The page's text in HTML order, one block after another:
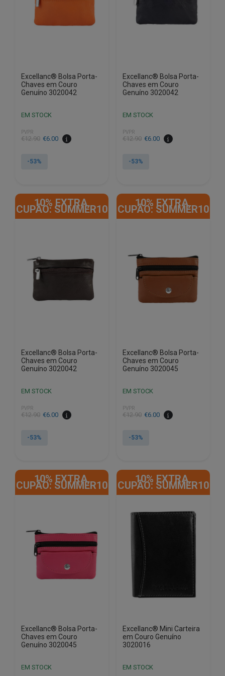
Excellanc® Bolsa Porta-
Chaves em Couro
Genuíno 3020042
EM STOCK
PVPR
€12.90
O
original
€6.00
O
atual
-53%
Excellanc® Bolsa Porta-
Chaves em Couro
Genuíno 3020042
EM STOCK
PVPR
€12.90
O
original
€6.00
O
atual
-53%
10% EXTRA,
CUPÃO: SUMMER10
Excellanc® Bolsa Porta-
Chaves em Couro
Genuíno 3020042
EM STOCK
PVPR
€12.90
O
original
€6.00
O
atual
-53%
10% EXTRA,
CUPÃO: SUMMER10
Excellanc® Bolsa Porta-
Chaves em Couro
Genuíno 3020045
EM STOCK
PVPR
€12.90
O
original
€6.00
O
atual
-53%
10% EXTRA,
CUPÃO: SUMMER10
Excellanc® Bolsa Porta-
Chaves em Couro
Genuíno 3020045
EM STOCK
10% EXTRA,
CUPÃO: SUMMER10
Excellanc® Mini Carteira
em Couro Genuíno
3020016
EM STOCK